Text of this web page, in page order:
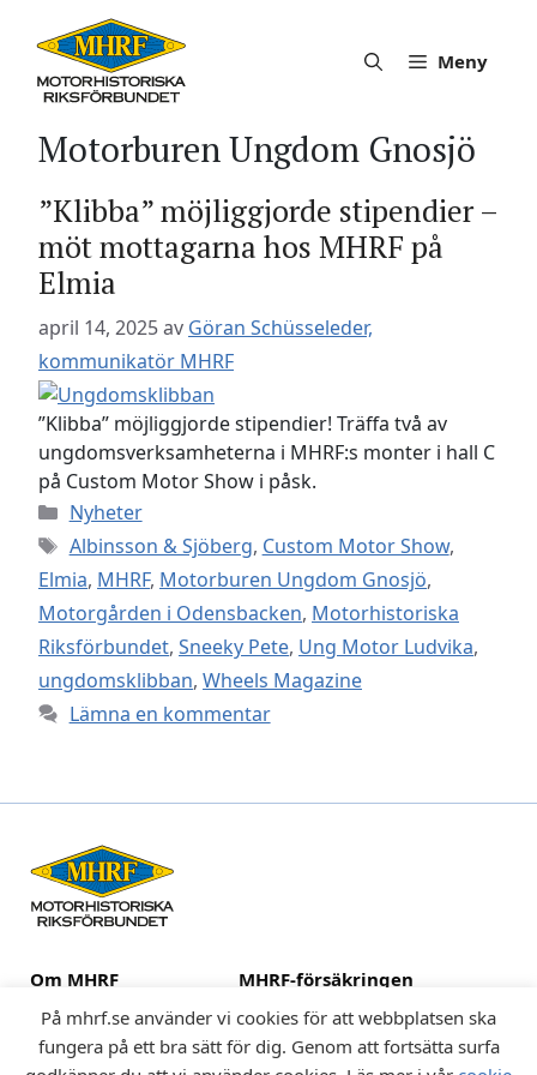
innehåll
Meny
Motorburen Ungdom Gnosjö
”Klibba” möjliggjorde stipendier –
möt mottagarna hos MHRF på
Elmia
april 14, 2025av Göran Schüsseleder,
kommunikatör MHRF
”Klibba” möjliggjorde stipendier! Träffa två av
ungdomsverksamheterna i MHRF:s monter i hall C
på Custom Motor Show i påsk.
Kategorier
Nyheter
Etiketter
Albinsson & Sjöberg, Custom Motor Show,
Elmia, MHRF, Motorburen Ungdom Gnosjö,
Motorgården i Odensbacken, Motorhistoriska
Riksförbundet, Sneeky Pete, Ung Motor Ludvika,
ungdomsklibban, Wheels Magazine
Lämna en kommentar
Om MHRF
MHRF-försäkringen
Medlemsklubbar
Huvuduppdraget
Fordon
Kulturarv och museer
På mhrf.se använder vi cookies för att webbplatsen ska
fungera på ett bra sätt för dig. Genom att fortsätta surfa